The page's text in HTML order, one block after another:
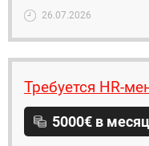
26.07.2026
Требуется HR-
5000€ в месяц